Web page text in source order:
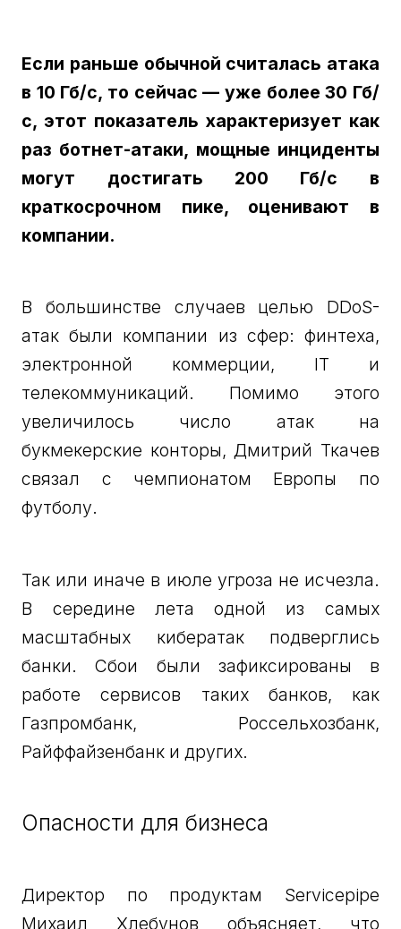
Если раньше обычной считалась атака
в 10 Гб/с, то сейчас — уже более 30 Гб/
с, этот показатель характеризует как
раз ботнет-атаки, мощные инциденты
могут достигать 200 Гб/с в
краткосрочном пике, оценивают в
компании.
В большинстве случаев целью DDoS-
атак были компании из сфер: финтеха,
электронной коммерции, IT и
телекоммуникаций. Помимо этого
увеличилось число атак на
букмекерские конторы, Дмитрий Ткачев
связал с чемпионатом Европы по
футболу.
Так или иначе в июле угроза не исчезла.
В середине лета одной из самых
масштабных кибератак подверглись
банки. Сбои были зафиксированы в
работе сервисов таких банков, как
Газпромбанк, Россельхозбанк,
Райффайзенбанк и других.
Опасности для бизнеса
Директор по продуктам Servicepipe
Михаил Хлебунов объясняет, что